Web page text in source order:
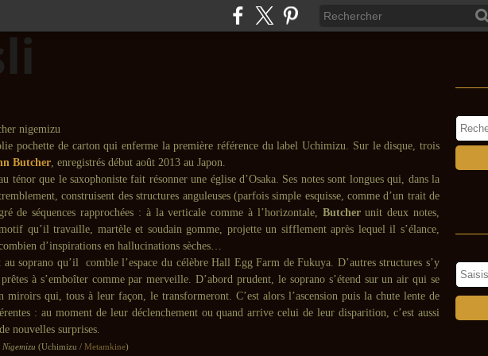
pochette de carton qui enferme la première référence du label Uchimizu. Sur le disque, trois
Butcher, enregistrés début août 2013 au Japon.
ténor que le saxophoniste fait résonner une église d’Osaka. Ses notes sont longues qui, dans la
construisent des structures anguleuses (parfois simple esquisse, comme d’un trait de
de séquences rapprochées : à la verticale comme à l’horizontale, Butcherunit deux notes,
qu’il travaille, martèle et soudain gomme, projette un sifflement après lequel il s’élance,
d’inspirations en hallucinations sèches…
au soprano qu’il comble l’espace du célèbre Hall Egg Farm de Fukuya. D’autres structures s’y
à s’emboîter comme par merveille. D’abord prudent, le soprano s’étend sur un air qui se
miroirs qui, tous à leur façon, le transformeront. C’est alors l’ascension puis la chute lente de
: au moment de leur déclenchement ou quand arrive celui de leur disparition, c’est aussi
nouvelles surprises.
Nigemizu (Uchimizu / Metamkine)